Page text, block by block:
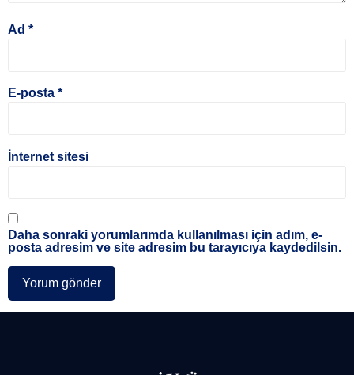
Ad *
E-posta *
İnternet sitesi
Daha sonraki yorumlarımda kullanılması için adım, e-
posta adresim ve site adresim bu tarayıcıya kaydedilsin.